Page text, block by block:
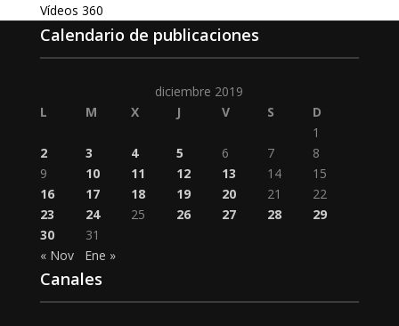
Vídeos 360
Calendario de publicaciones
diciembre 2019
L
M X J V S
D
1
2
3 4 5 6 7
8
9
10 11 12 13 14
15
16
17 18 19 20 21
22
23
24 25 26 27 28
29
30
31
« Nov
Ene »
Canales